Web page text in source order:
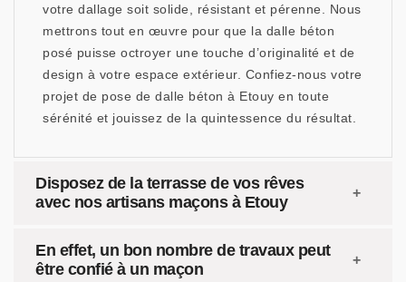
votre dallage soit solide, résistant et pérenne. Nous
mettrons tout en œuvre pour que la dalle béton
posé puisse octroyer une touche d’originalité et de
design à votre espace extérieur. Confiez-nous votre
projet de pose de dalle béton à Etouy en toute
sérénité et jouissez de la quintessence du résultat.
Disposez de la terrasse de vos rêves
avec nos artisans maçons à Etouy
En effet, un bon nombre de travaux peut
être confié à un maçon